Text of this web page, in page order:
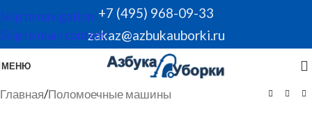
Skip to navigation
Skip to main content
+7 (495) 968-09-33
zakaz@azbukauborki.ru
МЕНЮ
Главная/Поломоечные машины